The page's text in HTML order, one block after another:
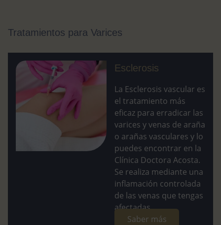
Tratamientos para Varices
Esclerosis
La Esclerosis vascular es
el tratamiento más
eficaz para erradicar las
varices y venas de araña
o arañas vasculares y lo
puedes encontrar en la
Clínica Doctora Acosta.
Se realiza mediante una
inflamación controlada
de las venas que tengas
afectadas...
Saber más